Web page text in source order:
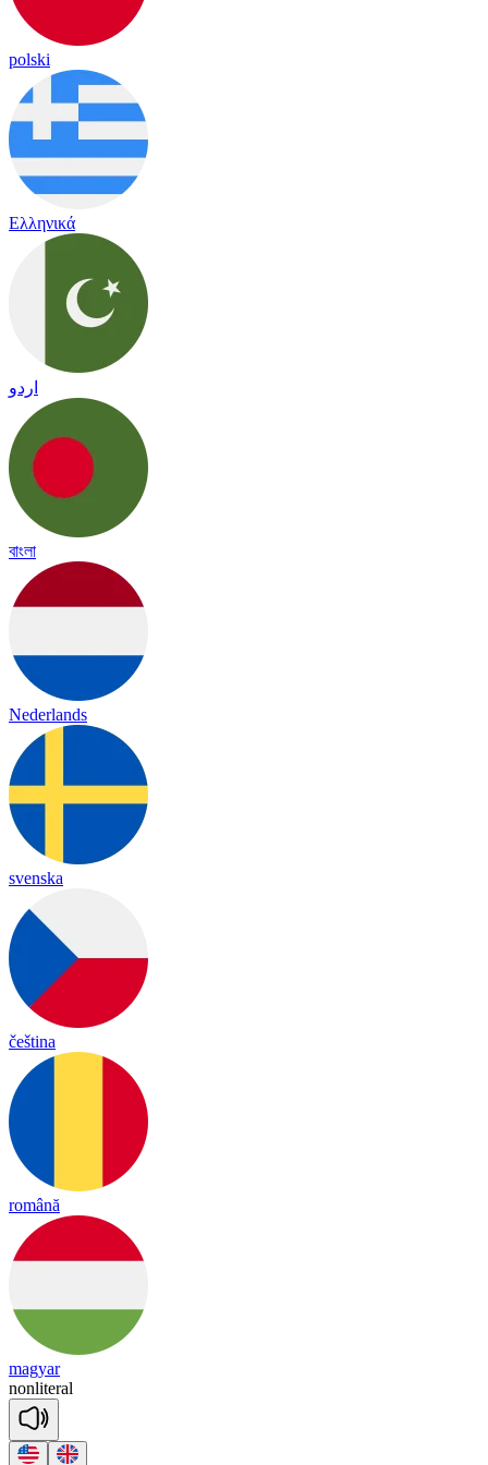
polski
Ελληνικά
اردو
বাংলা
Nederlands
svenska
čeština
română
magyar
nonliteral